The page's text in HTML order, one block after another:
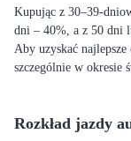
Kupując z 30–39-
dni – 40%, a z 50 dni
Aby uzyskać
szczególnie w okresie
Rozkład jazdy